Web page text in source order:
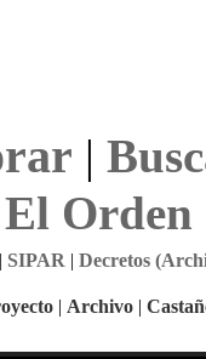
|
El Orden
SIPAR | Decretos
| Archivo |